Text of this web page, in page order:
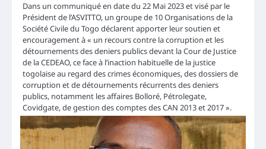
Dans un communiqué en date du 22 Mai 2023 et visé par le
Président de l’ASVITTO, un groupe de 10 Organisations de la
Société Civile du Togo déclarent apporter leur soutien et
encouragement à « un recours contre la corruption et les
détournements des deniers publics devant la Cour de Justice
de la CEDEAO, ce face à l’inaction habituelle de la justice
togolaise au regard des crimes économiques, des dossiers de
corruption et de détournements récurrents des deniers
publics, notamment les affaires Bolloré, Pétrolegate,
Covidgate, de gestion des comptes des CAN 2013 et 2017 ».